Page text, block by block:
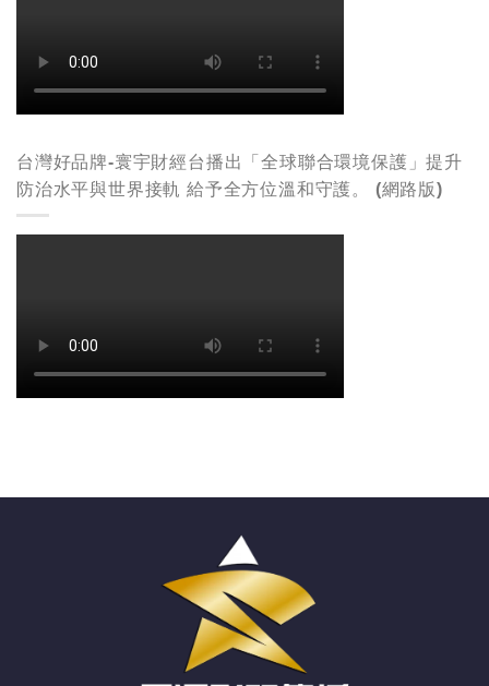
台灣好品牌-寰宇財經台播出「全球聯合環境保護」提升
防治水平與世界接軌 給予全方位溫和守護。 (網路版)